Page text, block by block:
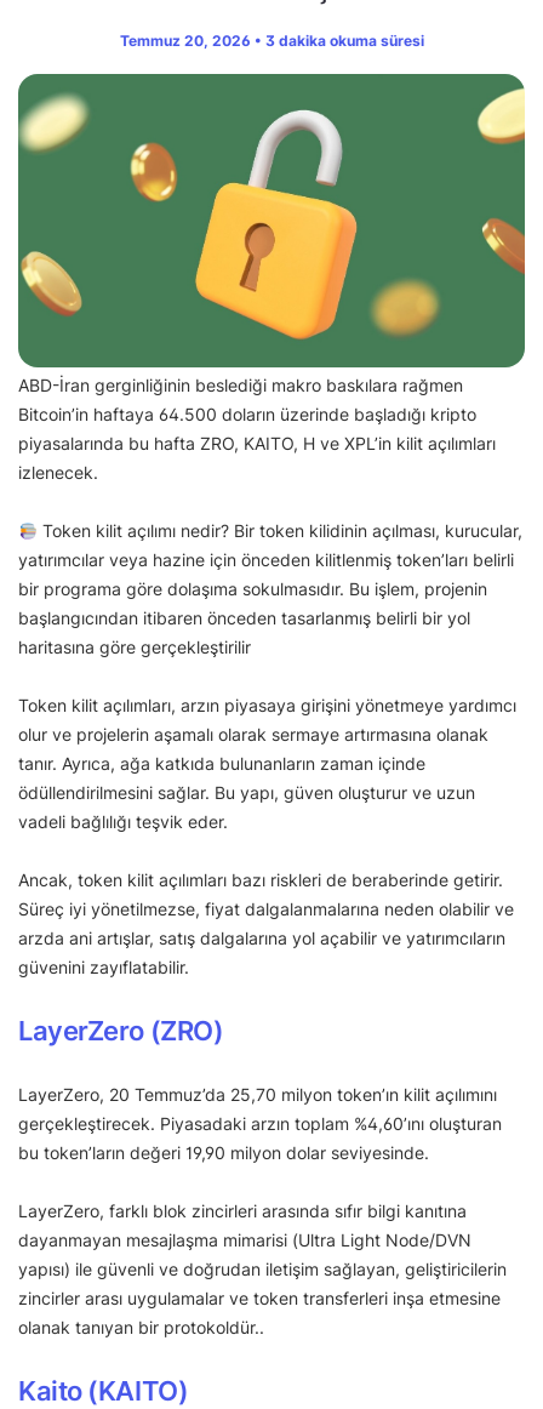
Temmuz 20, 2026 • 3 dakika okuma süresi
ABD-İran gerginliğinin beslediği makro baskılara rağmen
Bitcoin’in haftaya 64.500 doların üzerinde başladığı kripto
piyasalarında bu hafta ZRO, KAITO, H ve XPL’in kilit açılımları
izlenecek.
Token kilit açılımı nedir? Bir token kilidinin açılması, kurucular,
yatırımcılar veya hazine için önceden kilitlenmiş token’ları belirli
bir programa göre dolaşıma sokulmasıdır. Bu işlem, projenin
başlangıcından itibaren önceden tasarlanmış belirli bir yol
haritasına göre gerçekleştirilir
Token kilit açılımları, arzın piyasaya girişini yönetmeye yardımcı
olur ve projelerin aşamalı olarak sermaye artırmasına olanak
tanır. Ayrıca, ağa katkıda bulunanların zaman içinde
ödüllendirilmesini sağlar. Bu yapı, güven oluşturur ve uzun
vadeli bağlılığı teşvik eder.
Ancak, token kilit açılımları bazı riskleri de beraberinde getirir.
Süreç iyi yönetilmezse, fiyat dalgalanmalarına neden olabilir ve
arzda ani artışlar, satış dalgalarına yol açabilir ve yatırımcıların
güvenini zayıflatabilir.
LayerZero (ZRO)
LayerZero, 20 Temmuz’da 25,70 milyon token’ın kilit açılımını
gerçekleştirecek. Piyasadaki arzın toplam %4,60’ını oluşturan
bu token’ların değeri 19,90 milyon dolar seviyesinde.
LayerZero, farklı blok zincirleri arasında sıfır bilgi kanıtına
dayanmayan mesajlaşma mimarisi (Ultra Light Node/DVN
yapısı) ile güvenli ve doğrudan iletişim sağlayan, geliştiricilerin
zincirler arası uygulamalar ve token transferleri inşa etmesine
olanak tanıyan bir protokoldür..
Kaito (KAITO)